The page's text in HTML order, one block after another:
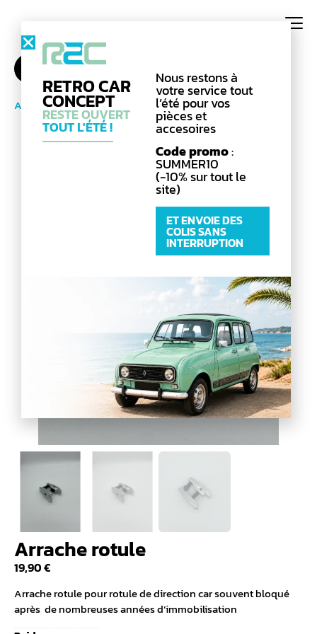
Accueil/Outillage/Arrache rotule / Arrache rotule
Arrache rotule
19,90€
Arrache rotule pour rotule de direction car souvent bloqué
après de nombreuses années d’immobilisation
RETRO CAR
CONCEPT
RESTE OUVERT
TOUT L'ÉTÉ !
Nous restons à
votre service tout
l’été pour vos
pièces et
accesoires
Code promo:
SUMMER10
(-10% sur tout le
site)
ET ENVOIE DES
COLIS SANS
INTERRUPTION